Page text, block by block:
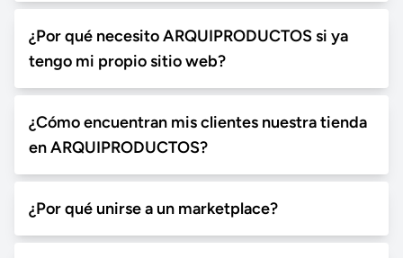
¿Por qué necesito ARQUIPRODUCTOS si ya
tengo mi propio sitio web?
¿Cómo encuentran mis clientes nuestra tienda
en ARQUIPRODUCTOS?
¿Por qué unirse a un marketplace?